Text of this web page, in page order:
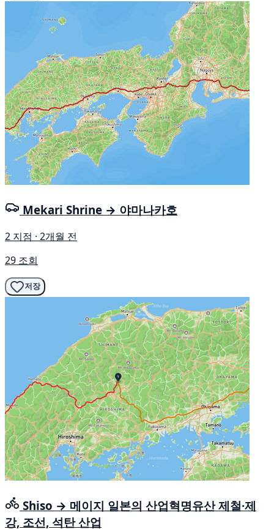
Mekari Shrine → 야마나카호
2 지점 · 2개월 전
29 조회
저장
Shiso → 메이지 일본의 산업혁명유산 제철·제
강, 조선, 석탄 산업